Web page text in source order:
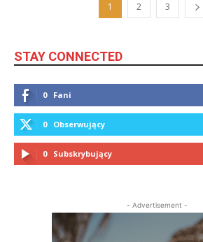
1 2 3
STAY CONNECTED
0 Fani
0 Obserwujący
0 Subskrybujący
- Advertisement -